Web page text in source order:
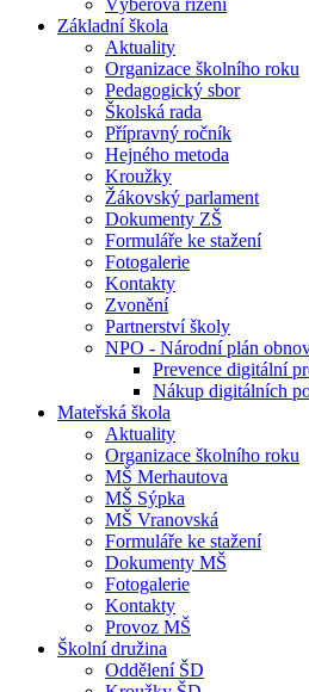
Výběrová řízení
Základní škola
Aktuality
Organizace školního roku
Pedagogický sbor
Školská rada
Přípravný ročník
Hejného metoda
Kroužky
Žákovský parlament
Dokumenty ZŠ
Formuláře ke stažení
Fotogalerie
Kontakty
Zvonění
Partnerství školy
NPO - Národní plán
Prevence digitální
Nákup digitálních
Mateřská škola
Aktuality
Organizace školního roku
MŠ Merhautova
MŠ Sýpka
MŠ Vranovská
Formuláře ke stažení
Dokumenty MŠ
Fotogalerie
Kontakty
Provoz MŠ
Školní družina
Oddělení ŠD